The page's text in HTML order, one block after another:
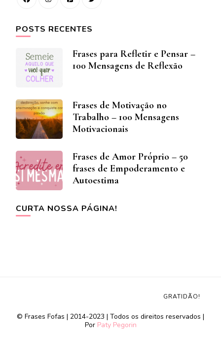
POSTS RECENTES
Frases para Refletir e Pensar –
100 Mensagens de Reflexão
Frases de Motivação no
Trabalho – 100 Mensagens
Motivacionais
Frases de Amor Próprio – 50
frases de Empoderamento e
Autoestima
CURTA NOSSA PÁGINA!
© Frases Fofas | 2014-2023 | Todos os direitos reservados |
Por Paty Pegorin
GRATIDÃO!